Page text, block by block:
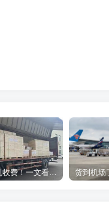
拒绝乱收费！一文看懂中国货代计费套路，教你避开所有隐形坑